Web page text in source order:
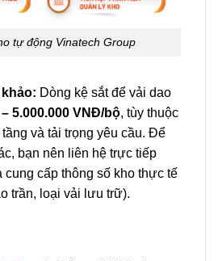
tự động Vinatech Group
Dòng kệ sắt để vải dao
– 5.000.000 VNĐ/bộ, tùy thuộc
và tải trọng yêu cầu. Để
bạn nên liên hệ trực tiếp
cung cấp thông số kho thực tế
trần, loại vải lưu trữ).